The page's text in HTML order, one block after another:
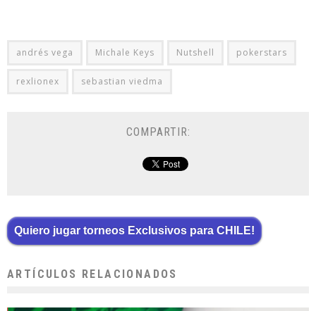
andrés vega Michale Keys Nutshell pokerstars
rexlionex sebastian viedma
COMPARTIR:
Quiero jugar torneos Exclusivos para CHILE!
ARTÍCULOS RELACIONADOS